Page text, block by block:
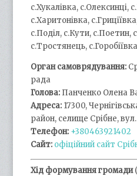
с.Хукалівка, с.Олексинці,
с.Харитонівка,
с.Поділ, с.Кути, с.Поетин,
с.Тростянець,
Орган самоврядування:
рада
Голова: Панченко Олена
Адреса: 17300,
район, селище Срібне,
Телефон: +380463921402
Сайт: офіційний сайт
Хід формування громади